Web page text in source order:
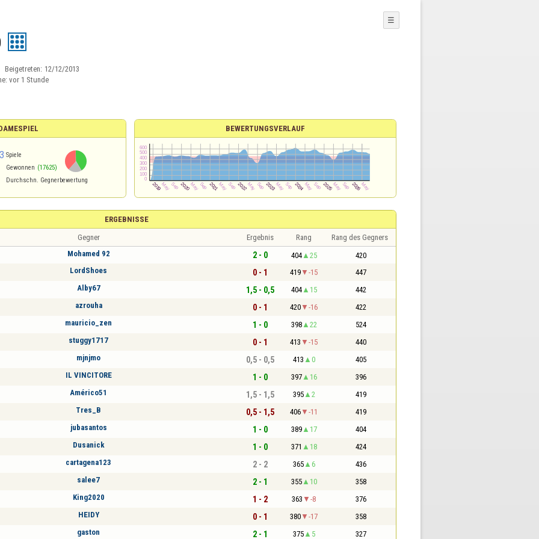
Beigetreten: 12/12/2013
vor 1 Stunde
☰
Spiele
Gewonnen (17625)
Durchschn. Gegnerbewertung
BEWERTUNGSVERLAUF
ERGEBNISSE
Gegner
Ergebnis Rang
Rang des Gegners
Mohamed 92
2 - 0 404 25
420
LordShoes
0 - 1 419 -15
447
Alby67
1,5 - 0,5 404 15
442
azrouha
0 - 1 420 -16
422
mauricio_zen
1 - 0 398 22
524
stuggy1717
0 - 1 413 -15
440
mjnjmo
0,5 - 0,5 413 0
405
IL VINCITORE
1 - 0 397 16
396
Américo51
1,5 - 1,5 395 2
419
Tres_B
0,5 - 1,5 406 -11
419
jubasantos
1 - 0 389 17
404
Dusanick
1 - 0 371 18
424
cartagena123
2 - 2 365 6
436
salee7
2 - 1 355 10
358
King2020
1 - 2 363 -8
376
HEIDY
0 - 1 380 -17
358
gaston
2 - 1 375 5 327